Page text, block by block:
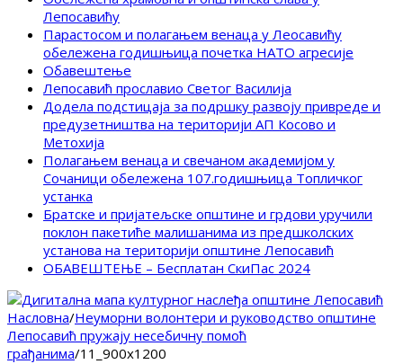
Лепосавићу
Парастосом и полагањем венаца у Леосавићу
обележена годишњица почетка НАТО агресије
Обавештење
Лепосавић прославио Светог Василија
Додела подстицаја за подршку развоју привреде и
предузетништва на територији АП Косово и
Метохија
Полагањем венаца и свечаном академијом у
Сочаници обележена 107.годишњица Топличког
устанка
Братске и пријатељске општине и грдови уручили
поклон пакетиће малишанима из предшколских
установа на територији општине Лепосавић
ОБАВЕШТЕЊЕ – Бесплатан СкиПас 2024
Насловна/Неуморни волонтери и руководство општине
Лепосавић пружају несебичну помоћ
грађанима/11_900x1200